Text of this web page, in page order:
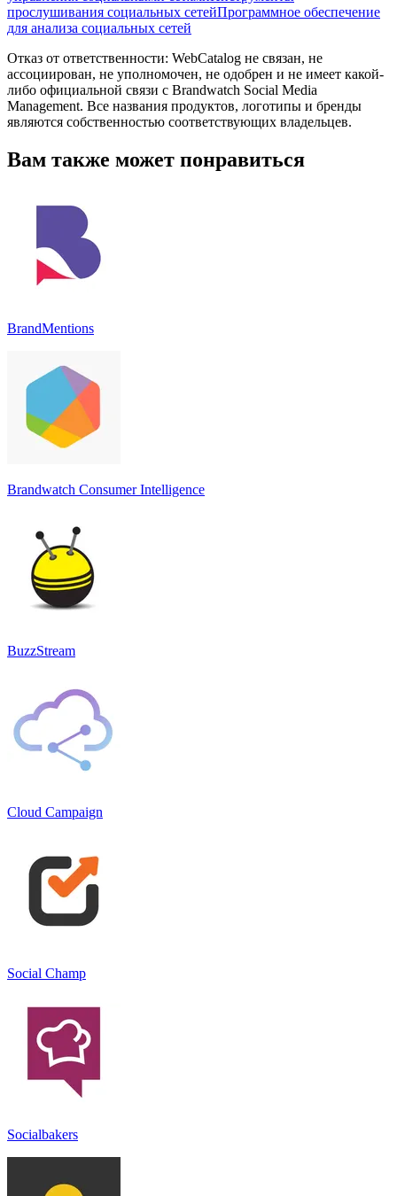
прослушивания социальных сетейПрограммное обеспечение
для анализа социальных сетей
Отказ от ответственности: WebCatalog не связан, не
ассоциирован, не уполномочен, не одобрен и не имеет какой-
либо официальной связи с Brandwatch Social Media
Management. Все названия продуктов, логотипы и бренды
являются собственностью соответствующих владельцев.
Вам также может понравиться
BrandMentions
Brandwatch Consumer Intelligence
BuzzStream
Cloud Campaign
Social Champ
Socialbakers